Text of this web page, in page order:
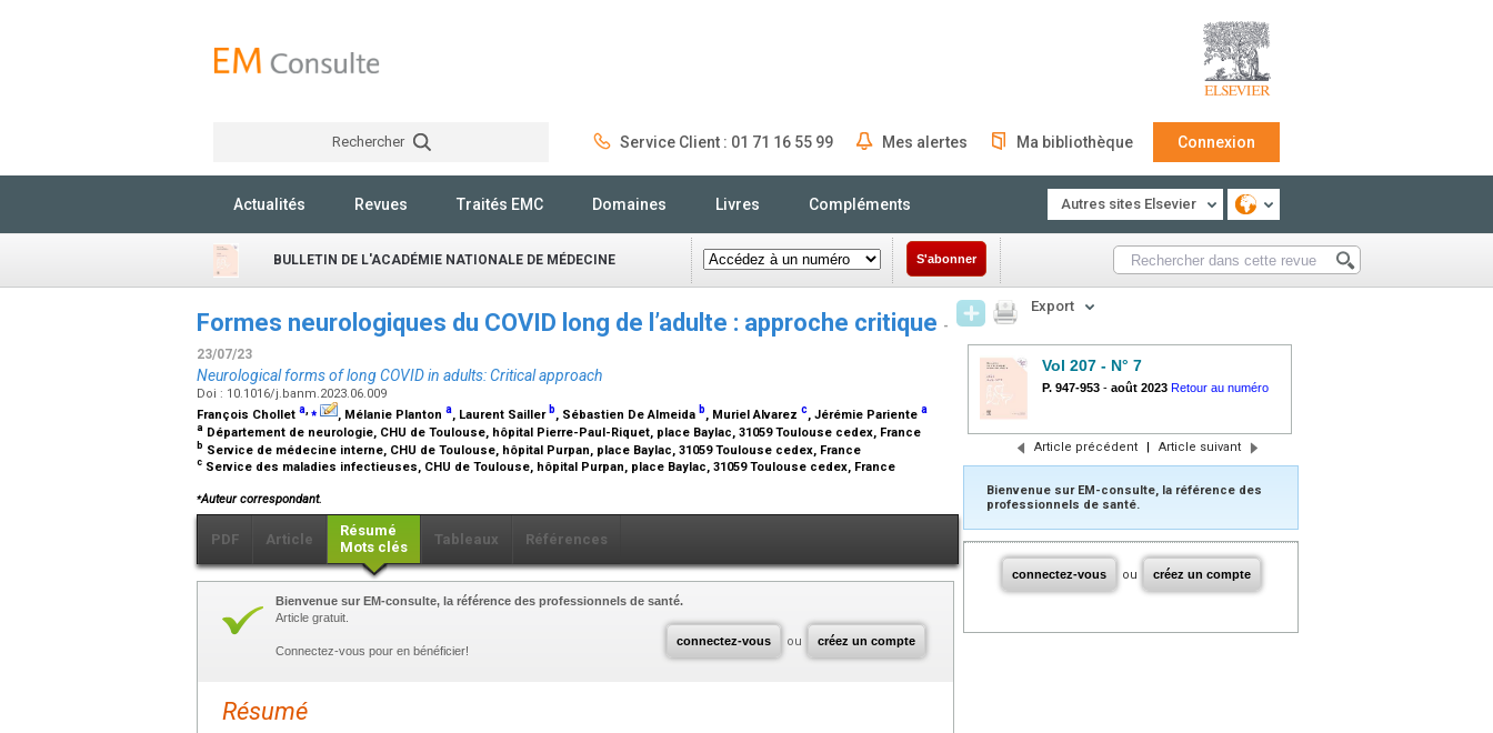
Rechercher Service Client : 01 71 16 55 99 Mes alertes Ma bibliothèque Connexion
Actualités Revues Traités EMC Domaines Livres Compléments Autres sites Elsevier
BULLETIN DE L'ACADÉMIE NATIONALE DE MÉDECINE S'abonner
Formes neurologiques du COVID long de l’adulte : approche critique -
23/07/23
Neurological forms of long COVID in adults: Critical approach
Doi : 10.1016/j.banm.2023.06.009
François Chollet a,⁎ , Mélanie Planton a, Laurent Sailler b, Sébastien De Almeida b, Muriel Alvarez c, Jérémie Pariente a
a Département de neurologie, CHU de Toulouse, hôpital Pierre-Paul-Riquet, place Baylac, 31059 Toulouse cedex, France
b Service de médecine interne, CHU de Toulouse, hôpital Purpan, place Baylac, 31059 Toulouse cedex, France
c Service des maladies infectieuses, CHU de Toulouse, hôpital Purpan, place Baylac, 31059 Toulouse cedex, France
⁎Auteur correspondant.
PDF Article
Résumé
Mots clés
Tableaux Références
connectez-vous ou créez un compte
Bienvenue sur EM-consulte, la référence des professionnels de santé.
Article gratuit.
Connectez-vous pour en bénéficier!
Résumé
Export
Vol 207 - N° 7
P. 947-953 - août 2023 Retour au numéro
Article précédent | Article suivant
Bienvenue sur EM-consulte, la référence des
professionnels de santé.
connectez-vous ou créez un compte